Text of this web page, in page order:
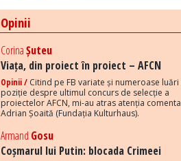
Opinii
CorinaȘuteu
Viața, din proiect în proiect – AFCN
Opinii / Citind pe FB variate și numeroase luări
poziție despre ultimul concurs de selecție a
proiectelor AFCN, mi-au atras atenția
Adrian Șoaită (Fundația Kulturhaus).
Armand Gosu
Coșmarul lui Putin: blocada Crimeei